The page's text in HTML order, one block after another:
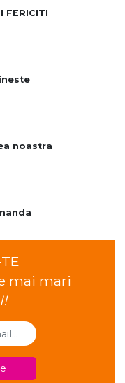
FERICITI
noastra
mai mari